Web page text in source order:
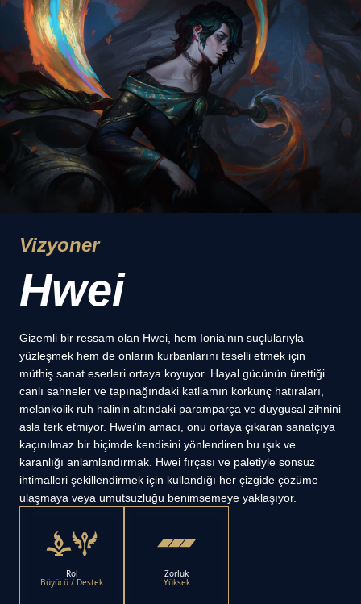
Vizyoner
Hwei
Gizemli bir ressam olan Hwei, hem Ionia'nın suçlularıyla
yüzleşmek hem de onların kurbanlarını teselli etmek için
müthiş sanat eserleri ortaya koyuyor. Hayal gücünün ürettiği
canlı sahneler ve tapınağındaki katliamın korkunç hatıraları,
melankolik ruh halinin altındaki paramparça ve duygusal zihnini
asla terk etmiyor. Hwei'in amacı, onu ortaya çıkaran sanatçıya
kaçınılmaz bir biçimde kendisini yönlendiren bu ışık ve
karanlığı anlamlandırmak. Hwei fırçası ve paletiyle sonsuz
ihtimalleri şekillendirmek için kullandığı her çizgide çözüme
ulaşmaya veya umutsuzluğu benimsemeye yaklaşıyor.
Rol
Büyücü / Destek
Zorluk
Yüksek